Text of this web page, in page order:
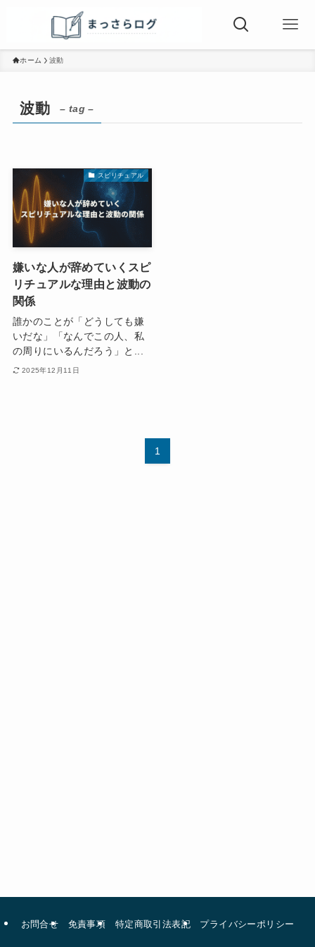
ホーム 波動
波動 – tag –
スピリチュアル
嫌いな人が辞めていくスピ
リチュアルな理由と波動の
関係
誰かのことが「どうしても嫌
いだな」「なんでこの人、私
の周りにいるんだろう」と...
2025年12月11日
1
お問合せ 免責事項 特定商取引法表記 プライバシーポリシー